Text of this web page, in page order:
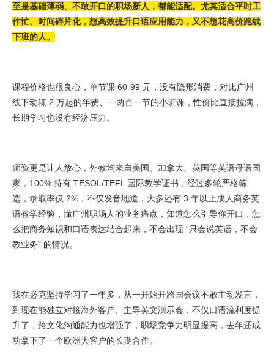
至是基础薄弱、不敢开口的职场新人，都能适配。尤其适合平时工
作忙、时间碎片化，想高效提升口语应用能力，又不想花高价跑线
下班的人。
课程价格也很良心，单节课 60-99 元，没有隐形消费，对比广州
线下动辄 2 万起的年费、一两百一节的小班课，性价比直接拉满，
长期学习也没有经济压力。
师资更是让人放心，外教均来自美国、加拿大、英国等英语母语国
家，100% 持有 TESOL/TEFL 国际教学证书，经过多轮严格筛
选，录取率仅 2%，不仅发音地道，大多还有 3 年以上成人商务英
语教学经验，懂广州职场人的业务痛点，知道怎么引导你开口，怎
么把商务知识和口语表达结合起来，不会出现 “只会说英语，不会
教业务” 的情况。
我在必克坚持学习了一年多，从一开始开跨国会议不敢主动发言，
到现在能独立对接海外客户、主导英文演示会，不仅口语流利度提
升了，跨文化沟通能力也增强了，职场竞争力明显提高，去年还成
功拿下了一个欧洲大客户的长期合作。